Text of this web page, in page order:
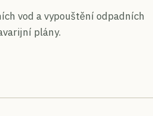
vod a vypouštění odpadních
plány.